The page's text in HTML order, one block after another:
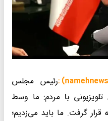
رئیس مجلس
با مردم: ما وسط
قرار گرفت. ما باید می‌زدیم؛